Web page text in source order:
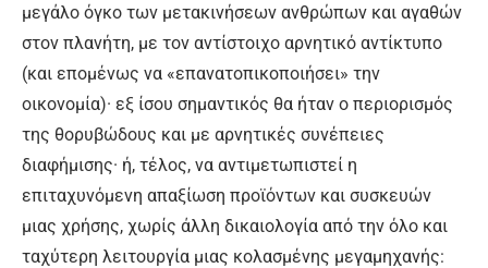
μεγάλο όγκο των μετακινήσεων ανθρώπων και αγαθών
στον πλανήτη, με τον αντίστοιχο αρνητικό αντίκτυπο
(και επομένως να «επανατοπικοποιήσει» την
οικονομία)· εξ ίσου σημαντικός θα ήταν ο περιορισμός
της θορυβώδους και με αρνητικές συνέπειες
διαφήμισης· ή, τέλος, να αντιμετωπιστεί η
επιταχυνόμενη απαξίωση προϊόντων και συσκευών
μιας χρήσης, χωρίς άλλη δικαιολογία από την όλο και
ταχύτερη λειτουργία μιας κολασμένης μεγαμηχανής: